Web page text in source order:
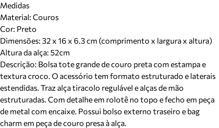
Medidas
Material: Couros
Cor: Preto
Dimensões: 32 x 16 x 6.3 cm (comprimento x largura x altura)
Altura da alça: 52cm
Descrição: Bolsa tote grande de couro preta com estampa e
textura croco. O acessório tem formato estruturado e laterais
estendidas. Traz alça tiracolo regulável e alças de mão
estruturadas. Com detalhe em rolotê no topo e fecho em peça
de metal com encaixe. Possui bolso externo traseiro e bag
charm em peça de couro presa à alça.